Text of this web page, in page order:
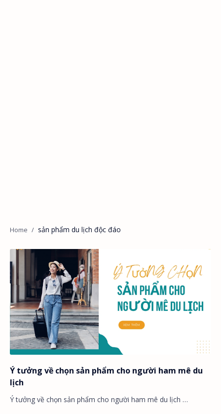
sản phẩm du lịch độc đáo
Ý tưởng về chọn sản phẩm cho người ham mê du
lịch
Ý tưởng về chọn sản phẩm cho người ham mê du lịch …